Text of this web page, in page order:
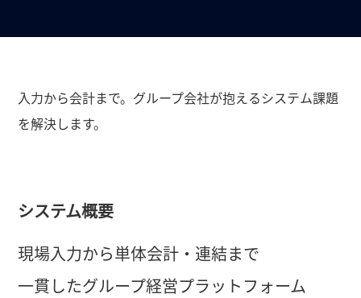
入力から会計まで。グループ会社が抱えるシステム課題
を解決します。
システム概要
現場入力から単体会計・連結まで
一貫したグループ経営プラットフォーム